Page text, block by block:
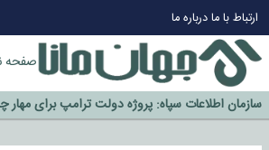
ارتباط با مادرباره ما
چرا طلا دوباره افزایشی شد؟
گزینه جدایی اوسمار روی میز مدیران پرسپولیس
آیا رئیس جمهور آمریکا قانون را دور می‌زند؟
اخراج رسمی چهره نامدار از پرسپولیس
سازمان اطلاعات سپاه: پروژه دولت ترامپ برای